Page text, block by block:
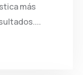
más